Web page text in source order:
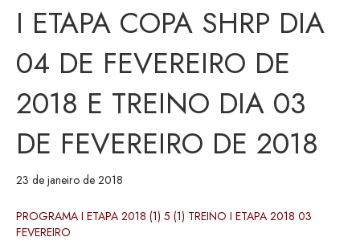
I ETAPA COPA SHRP DIA
04 DE FEVEREIRO DE
2018 E TREINO DIA 03
DE FEVEREIRO DE 2018
23 de janeiro de 2018
PROGRAMA I ETAPA 2018 (1) 5 (1) TREINO I ETAPA 2018 03
FEVEREIRO